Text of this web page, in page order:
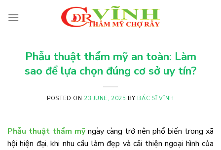
Phẫu thuật thẩm mỹ an toàn: Làm
sao để lựa chọn đúng cơ sở uy tín?
POSTED ON 23 JUNE, 2025 BY BÁC SĨ VĨNH
Phẫu thuật thẩm mỹngày càng trở nên phổ biến trong xã
hội hiện đại, khi nhu cầu làm đẹp và cải thiện ngoại hình của